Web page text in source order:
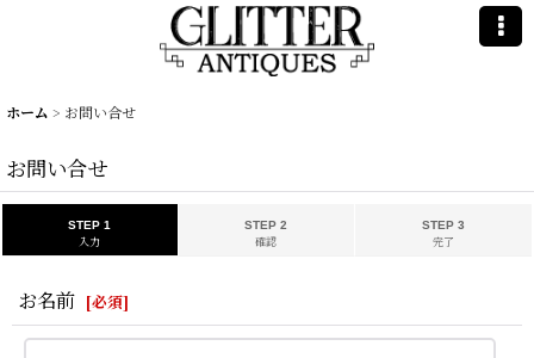
ホーム > お問い合せ
お問い合せ
STEP 1
入力
STEP 2
確認
STEP 3
完了
お名前 [必須]